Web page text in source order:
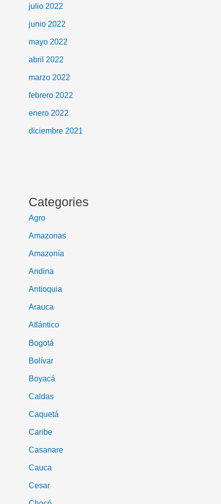
julio 2022
junio 2022
mayo 2022
abril 2022
marzo 2022
febrero 2022
enero 2022
diciembre 2021
Categories
Agro
Amazonas
Amazonía
Andina
Antioquia
Arauca
Atlántico
Bogotá
Bolívar
Boyacá
Caldas
Caquetá
Caribe
Casanare
Cauca
Cesar